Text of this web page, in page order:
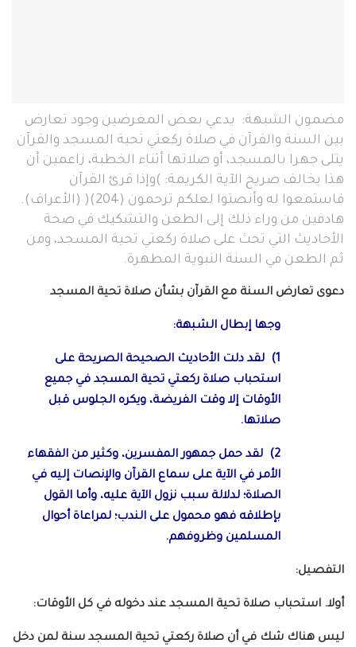
مضمون الشبهة: يدعي بعض المغرضين وجود تعارض
بين السنة والقرآن في صلاة ركعتي تحية المسجد والقرآن
يتلى جهرا بالمسجد، أو صلاتها أثناء الخطبة، زاعمين أن
هذا يخالف صريح الآية الكريمة: )وإذا قرئ القرآن
فاستمعوا له وأنصتوا لعلكم ترحمون (204)( (الأعراف).
هادفين من وراء ذلك إلى الطعن والتشكيك في صحة
الأحاديث التي تحث على صلاة ركعتي تحية المسجد، ومن
ثم الطعن في السنة النبوية المطهرة.
دعوى تعارض السنة مع القرآن بشأن صلاة تحية المسجد
وجها إبطال الشبهة:
1) لقد دلت الأحاديث الصحيحة الصريحة على
استحباب صلاة ركعتي تحية المسجد في جميع
الأوقات إلا وقت الفريضة، ويكره الجلوس قبل
صلاتها.
2) لقد حمل جمهور المفسرين، وكثير من الفقهاء
الأمر في الآية على سماع القرآن والإنصات إليه في
الصلاة؛ لدلالة سبب نزول الآية عليه، وأما القول
بإطلاقه فهو محمول على الندب؛ لمراعاة أحوال
المسلمين وظروفهم.
التفصيل:
أولا. استحباب صلاة تحية المسجد عند دخوله في كل الأوقات:
ليس هناك شك في أن صلاة ركعتي تحية المسجد سنة لمن دخل